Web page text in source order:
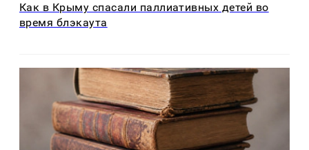
Как в Крыму спасали паллиативных детей во
время блэкаута